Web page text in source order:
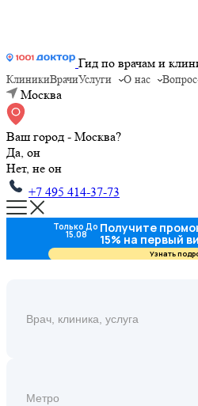
Гид по врачам и
КлиникиВрачиУслуги О нас
Москва
Ваш город - Москва?
Да, он
Нет, не он
+7 495 414-37-73
Только До
15.08 Получите
15% на первый
стоматологию
Узнать